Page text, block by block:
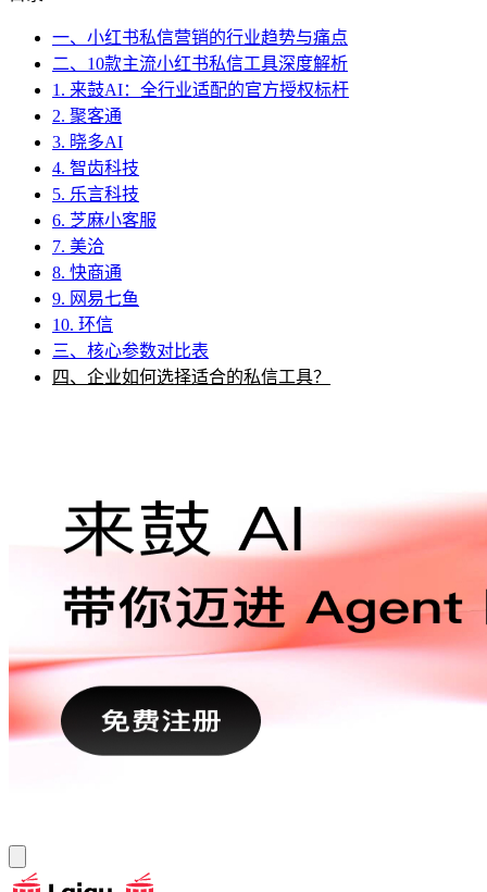
一、小红书私信营销的行业趋势与痛点
二、10款主流小红书私信工具深度解析
1. 来鼓AI：全行业适配的官方授权标杆
2. 聚客通
3. 晓多AI
4. 智齿科技
5. 乐言科技
6. 芝麻小客服
7. 美洽
8. 快商通
9. 网易七鱼
10. 环信
三、核心参数对比表
四、企业如何选择适合的私信工具？